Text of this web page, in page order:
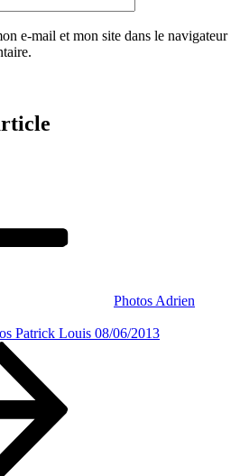
e-mail et mon site dans le navigateur
Photos Adrien
Patrick Louis 08/06/2013